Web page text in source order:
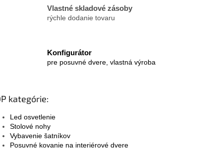
Vlastné skladové zásoby
rýchle dodanie tovaru
Konfigurátor
pre posuvné dvere, vlastná výroba
kategórie:
Led osvetlenie
Stolové nohy
Vybavenie šatníkov
Posuvné kovanie na interiérové dvere